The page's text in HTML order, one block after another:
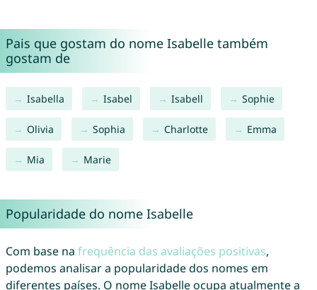
Pais que gostam do nome Isabelle também
gostam de
Isabella Isabel Isabell Sophie
Olivia Sophia Charlotte Emma
Mia Marie
Popularidade do nome Isabelle
Com base na frequência das avaliações positivas,
podemos analisar a popularidade dos nomes em
diferentes países. O nome Isabelle ocupa atualmente a